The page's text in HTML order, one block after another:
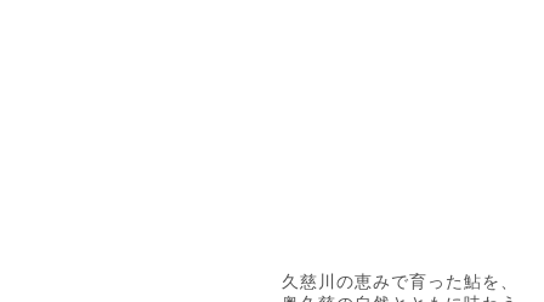
久慈川の恵みで育った鮎を、